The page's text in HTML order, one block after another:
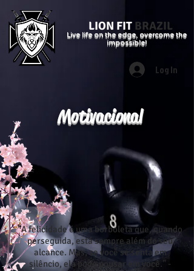
LION FIT BRAZIL
Live life on the edge, overcome the
impossible!
Log In
Motivacional
"A felicidade é uma borboleta que, quando
perseguida, está sempre além do seu
alcance. Mas, se você se senta em
silêncio, ela pode pousar em você." -